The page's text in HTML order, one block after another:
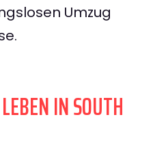
Umzug
IN SOUTH